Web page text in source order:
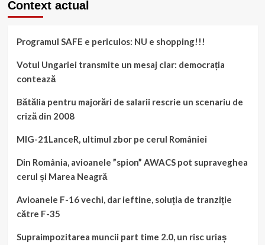
Eiffel,
si
Franței.
Filmul
povestea
de
dragoste
spatele
turn
Context actual
Programul SAFE e periculos: NU e shopping!!!
Votul Ungariei transmite un mesaj clar: democrația
contează
Bătălia pentru majorări de salarii rescrie un scenariu de
criză din 2008
MIG-21LanceR, ultimul zbor pe cerul României
Din România, avioanele ”spion” AWACS pot supraveghea
cerul și Marea Neagră
Avioanele F-16 vechi, dar ieftine, soluția de tranziție
către F-35
Supraimpozitarea muncii part time 2.0, un risc uriaș